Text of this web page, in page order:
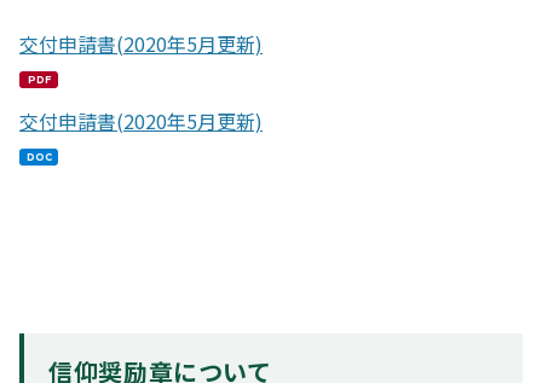
交付申請書(2020年5月更新)
PDF
交付申請書(2020年5月更新)
DOC
信仰奨励章について